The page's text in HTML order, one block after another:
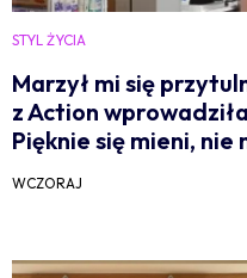
STYL ŻYCIA
Marzył mi się
z Action
Pięknie się mieni,
WCZORAJ